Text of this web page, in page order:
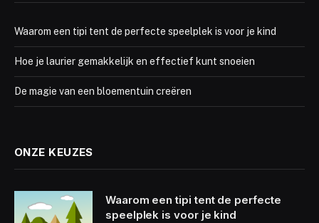
Waarom een tipi tent de perfecte speelplek is voor je kind
Hoe je laurier gemakkelijk en effectief kunt snoeien
De magie van een bloementuin creëren
ONZE KEUZES
Waarom een tipi tent de perfecte
speelplek is voor je kind